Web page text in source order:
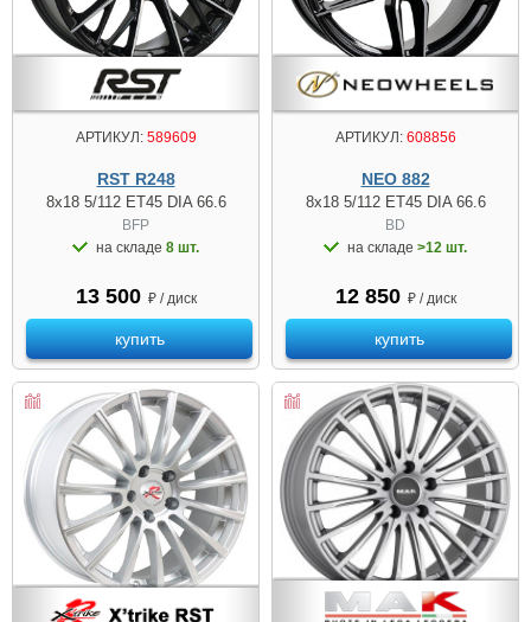
АРТИКУЛ:589609
RST R248
8x18 5/112 ET45 DIA 66.6
BFP
на складе 8 шт.
13 500 ₽ / диск
купить
АРТИКУЛ:608856
NEO 882
8x18 5/112 ET45 DIA 66.6
BD
на складе >12 шт.
12 850 ₽ / диск
купить